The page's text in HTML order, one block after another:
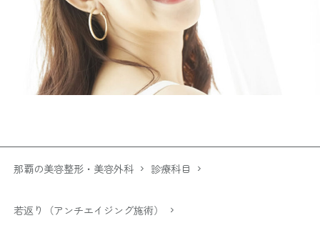
那覇の美容整形・美容外科 診療科目
若返り（アンチエイジング施術）